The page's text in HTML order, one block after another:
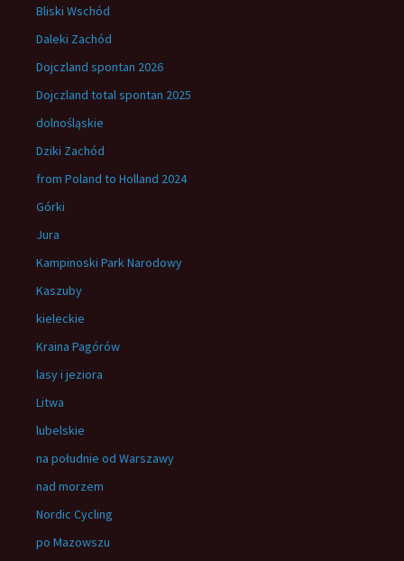
Bliski Wschód
Daleki Zachód
Dojczland spontan 2026
Dojczland total spontan 2025
dolnośląskie
Dziki Zachód
from Poland to Holland 2024
Górki
Jura
Kampinoski Park Narodowy
Kaszuby
kieleckie
Kraina Pagórów
lasy i jeziora
Litwa
lubelskie
na południe od Warszawy
nad morzem
Nordic Cycling
po Mazowszu